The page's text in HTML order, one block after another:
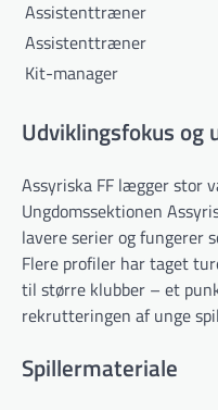
Assistenttræner
Assistenttræner
Kit-manager
Udviklingsfokus og
Assyriska FF lægger stor
Ungdomssektionen
lavere serier og fungerer
Flere profiler har taget
til større klubber – et
rekrutteringen af unge
Spillermateriale